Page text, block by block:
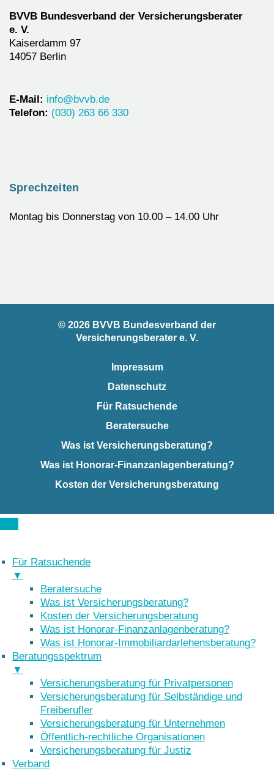
BVVB Bundesverband der Versicherungsberater
e. V.
Kaiserdamm 97
14057 Berlin
E-Mail: info@bvvb.de
Telefon: (030) 263 66 330
Sprechzeiten
Montag bis Donnerstag von 10.00 – 14.00 Uhr
© 2026 BVVB Bundesverband der
Versicherungsberater e. V.
Impressum
Datenschutz
Für Ratsuchende
Beratersuche
Was ist Versicherungsberatung?
Was ist Honorar-Finanzanlagenberatung?
Kosten der Versicherungsberatung
Für Ratsuchende
▼
Beratersuche
Was ist Versicherungsberatung?
Kosten der Versicherungsberatung
Was ist Honorar-Finanzanlagenberatung?
Was ist Honorar-Immobiliardarlehensberatung?
Beratungsspektrum
▼
Versicherungsberatung für Privatpersonen
Versicherungsberatung für Selbständige und
Freiberufler
Versicherungsberatung für Unternehmen
Öffentlich-rechtliche Organisationen
Versicherungsberatung für Justiz
Verband